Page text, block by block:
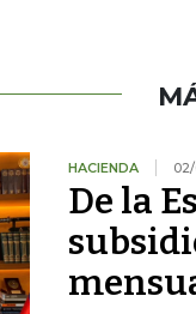
HACIENDA
De la